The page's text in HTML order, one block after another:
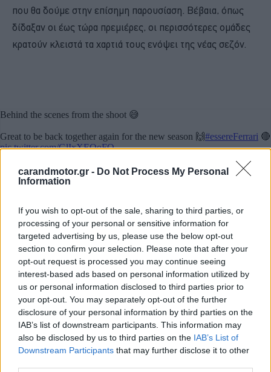
carandmotor.gr - Do Not Process My Personal
Information
If you wish to opt-out of the sale, sharing to third parties, or
processing of your personal or sensitive information for
targeted advertising by us, please use the below opt-out
section to confirm your selection. Please note that after your
opt-out request is processed you may continue seeing
interest-based ads based on personal information utilized by
us or personal information disclosed to third parties prior to
your opt-out. You may separately opt-out of the further
disclosure of your personal information by third parties on the
IAB’s list of downstream participants. This information may
also be disclosed by us to third parties on the IAB’s List of
Downstream Participants that may further disclose it to other
που θα δούμε στην επίσημη παρουσίαση. Βέβαια, όπως
δίδαξαν οι έως τώρα πρεμιέρες, οι περισσότερες ομάδες
κρατούν κλειστά τα χαρτιά τους ενόψει της νέας σεζόν.
Οι τεχνικοί κανονισμοί άλλαξαν σημαντικά, ο
σχεδιασμός των μονοθεσίων το ίδιο και οι ομάδες δεν
σκοπεύουν να φανερώσουν τα μυστικά τους όπλα από
τώρα. Γι’ αυτό αλλού βλέπουμε να δείχνουν μόνο χρώματα
και χορηγούς πάνω σε έναshowcar, αλλού μονοθέσια σε
πρώιμα στάδια εξέλιξης.
Πάντως η Ferrari έχει δηλώσει πως φέτος έχει πάρει